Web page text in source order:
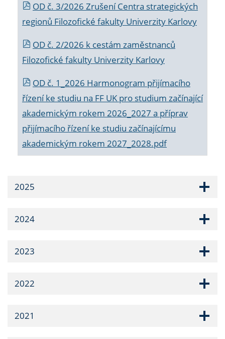
OD č. 3/2026 Zrušení Centra strategických
regionů Filozofické fakulty Univerzity Karlovy
OD č. 2/2026 k cestám zaměstnanců
Filozofické fakulty Univerzity Karlovy
OD č. 1_2026 Harmonogram přijímacího
řízení ke studiu na FF UK pro studium začínající
akademickým rokem 2026_2027 a příprav
přijímacího řízení ke studiu začínajícímu
akademickým rokem 2027_2028.pdf
2025
2024
2023
2022
2021